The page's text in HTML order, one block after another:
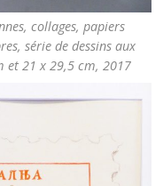
collages, papiers
série de dessins aux
et 21 x 29,5 cm, 2017